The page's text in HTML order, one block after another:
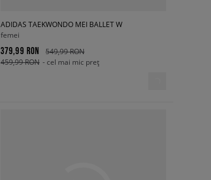
ADIDAS TAEKWONDO MEI BALLET W
femei
379,99 RON
549,99 RON
459,99 RON - cel mai mic preț